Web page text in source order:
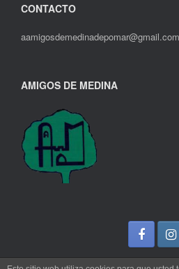
CONTACTO
aamigosdemedinadepomar@gmail.com
AMIGOS DE MEDINA